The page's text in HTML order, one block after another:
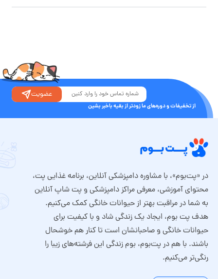
از تخفیفات و دوره‌های ما زودتر از بقیه باخبر بشین
عضویت
در «پت‌بوم»، با مشاوره دامپزشکی آنلاین، برنامه غذایی پت،
محتوای آموزشی، معرفی مراکز دامپزشکی و پت شاپ آنلاین
به شما در مراقبت بهتر از حیوانات خانگی کمک می‌کنیم.
هدف پت بوم، ایجاد یک زندگی شاد و با کیفیت برای
حیوانات خانگی و صاحبانشان است تا کنار هم خوشحال
باشند. با هم در پت‌بوم، بوم زندگی این فرشته‌های زیبا را
رنگی‌تر می‌کنیم.